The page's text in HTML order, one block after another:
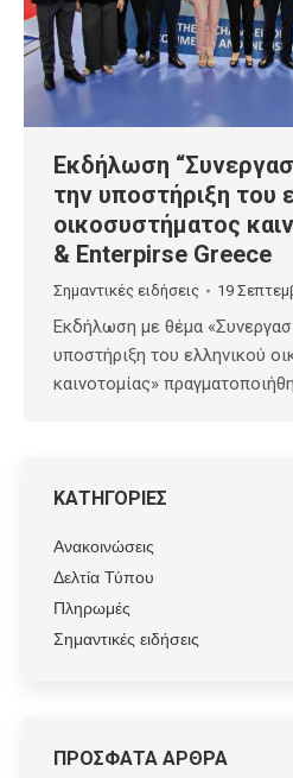
Εκδήλωση
την υποστήριξη του
οικοσυστήματος
& Enterpirse Greece
Σημαντικές ειδήσεις 19
Εκδήλωση με θέμα
υποστήριξη του ελληνικού
καινοτομίας»
ΚΑΤΗΓΟΡΙΕΣ
Ανακοινώσεις
Δελτία Τύπου
Πληρωμές
Σημαντικές ειδήσεις
ΠΡΟΣΦΑΤΑ ΑΡΘΡΑ